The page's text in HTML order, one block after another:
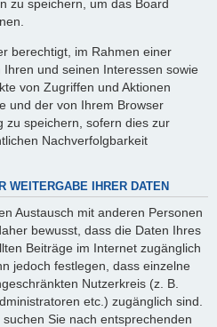
zu speichern, um das Board
berechtigt, im Rahmen einer
und seinen Interessen sowie
von Zugriffen und Aktionen
und der von Ihrem Browser
zu speichern, sofern dies zur
Nachverfolgbarkeit
WEITERGABE IHRER DATEN
Austausch mit anderen Personen
bewusst, dass die Daten Ihres
Beiträge im Internet zugänglich
jedoch festlegen, dass einzelne
Nutzerkreis (z. B.
etc.) zugänglich sind.
Sie nach entsprechenden